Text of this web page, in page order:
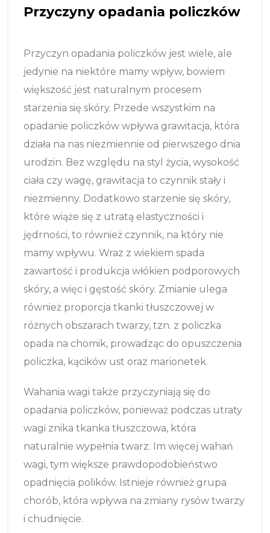
Przyczyny opadania policzków
Przyczyn opadania policzków jest wiele, ale
jedynie na niektóre mamy wpływ, bowiem
większość jest naturalnym procesem
starzenia się skóry. Przede wszystkim na
opadanie policzków wpływa grawitacja, która
działa na nas niezmiennie od pierwszego dnia
urodzin. Bez względu na styl życia, wysokość
ciała czy wagę, grawitacja to czynnik stały i
niezmienny. Dodatkowo starzenie się skóry,
które wiąże się z utratą elastyczności i
jędrności, to również czynnik, na który nie
mamy wpływu. Wraz z wiekiem spada
zawartość i produkcja włókien podporowych
skóry, a więc i gęstość skóry. Zmianie ulega
również proporcja tkanki tłuszczowej w
różnych obszarach twarzy, tzn. z policzka
opada na chomik, prowadząc do opuszczenia
policzka, kącików ust oraz marionetek.
Wahania wagi także przyczyniają się do
opadania policzków, ponieważ podczas utraty
wagi znika tkanka tłuszczowa, która
naturalnie wypełnia twarz. Im więcej wahań
wagi, tym większe prawdopodobieństwo
opadnięcia polików. Istnieje również grupa
chorób, która wpływa na zmiany rysów twarzy
i chudnięcie.